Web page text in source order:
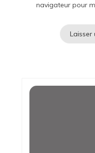
navigateur pour